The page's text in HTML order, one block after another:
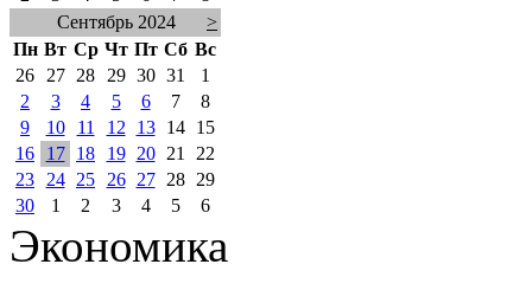
Сентябрь 2024
>
Пн Вт Ср Чт Пт Сб Вс
26
27 28 29 30 31
1
2
3 4 5 6 7
8
9
10 11 12 13 14
15
16
17 18 19 20 21
22
23
24 25 26 27 28
29
30
1 2 3 4 5 6
Экономика